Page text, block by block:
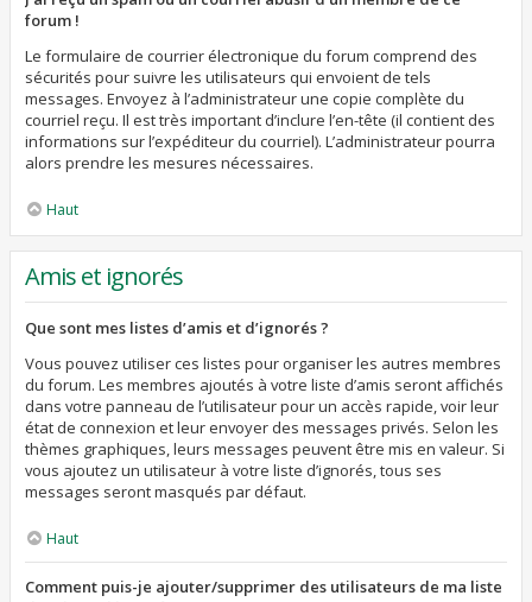
forum !
Le formulaire de courrier électronique du forum comprend des
sécurités pour suivre les utilisateurs qui envoient de tels
messages. Envoyez à l’administrateur une copie complète du
courriel reçu. Il est très important d’inclure l’en-tête (il contient des
informations sur l’expéditeur du courriel). L’administrateur pourra
alors prendre les mesures nécessaires.
Haut
Amis et ignorés
Que sont mes listes d’amis et d’ignorés ?
Vous pouvez utiliser ces listes pour organiser les autres membres
du forum. Les membres ajoutés à votre liste d’amis seront affichés
dans votre panneau de l’utilisateur pour un accès rapide, voir leur
état de connexion et leur envoyer des messages privés. Selon les
thèmes graphiques, leurs messages peuvent être mis en valeur. Si
vous ajoutez un utilisateur à votre liste d’ignorés, tous ses
messages seront masqués par défaut.
Haut
Comment puis-je ajouter/supprimer des utilisateurs de ma liste